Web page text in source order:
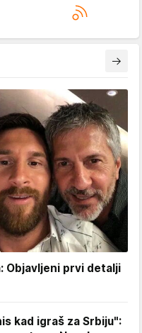
Objavljeni prvi detalji
kad igraš za Srbiju":